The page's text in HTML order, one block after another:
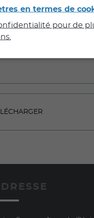
en termes de
pour de